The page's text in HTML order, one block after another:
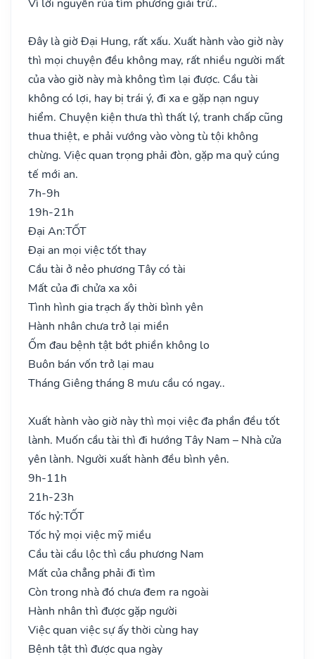
Vì lời nguyền rủa tìm phương giải trừ..
Đây là giờ Đại Hung, rất xấu. Xuất hành vào giờ này
thì mọi chuyện đều không may, rất nhiều người mất
của vào giờ này mà không tìm lại được. Cầu tài
không có lợi, hay bị trái ý, đi xa e gặp nạn nguy
hiểm. Chuyện kiện thưa thì thất lý, tranh chấp cũng
thua thiệt, e phải vướng vào vòng tù tội không
chừng. Việc quan trọng phải đòn, gặp ma quỷ cúng
tế mới an.
7h-9h
19h-21h
Đại An:TỐT
Đại an mọi việc tốt thay
Cầu tài ở nẻo phương Tây có tài
Mất của đi chửa xa xôi
Tình hình gia trạch ấy thời bình yên
Hành nhân chưa trở lại miền
Ốm đau bệnh tật bớt phiền không lo
Buôn bán vốn trở lại mau
Tháng Giêng tháng 8 mưu cầu có ngay..
Xuất hành vào giờ này thì mọi việc đa phần đều tốt
lành. Muốn cầu tài thì đi hướng Tây Nam – Nhà cửa
yên lành. Người xuất hành đều bình yên.
9h-11h
21h-23h
Tốc hỷ:TỐT
Tốc hỷ mọi việc mỹ miều
Cầu tài cầu lộc thì cầu phương Nam
Mất của chẳng phải đi tìm
Còn trong nhà đó chưa đem ra ngoài
Hành nhân thì được gặp người
Việc quan việc sự ấy thời cùng hay
Bệnh tật thì được qua ngày